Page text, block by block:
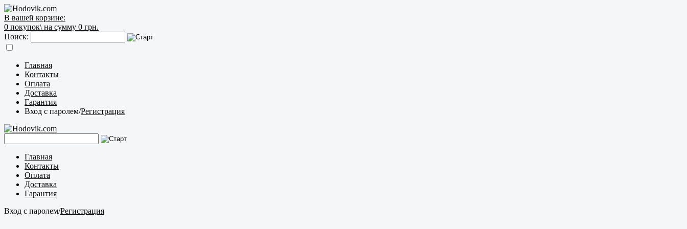
В вашей корзине:
0 покупок\ на сумму 0 грн.
Поиск:
Главная
Контакты
Оплата
Доставка
Гарантия
Вход с паролем/Регистрация
Главная
Контакты
Оплата
Доставка
Гарантия
Вход с паролем/Регистрация